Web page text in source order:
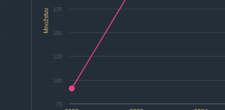
Množstvo
75
100
125
150
175